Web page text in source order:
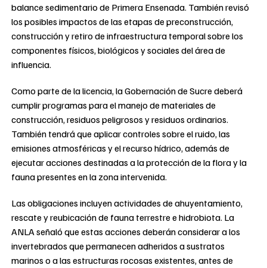
balance sedimentario de Primera Ensenada. También revisó
los posibles impactos de las etapas de preconstrucción,
construcción y retiro de infraestructura temporal sobre los
componentes físicos, biológicos y sociales del área de
influencia.
Como parte de la licencia, la Gobernación de Sucre deberá
cumplir programas para el manejo de materiales de
construcción, residuos peligrosos y residuos ordinarios.
También tendrá que aplicar controles sobre el ruido, las
emisiones atmosféricas y el recurso hídrico, además de
ejecutar acciones destinadas a la protección de la flora y la
fauna presentes en la zona intervenida.
Las obligaciones incluyen actividades de ahuyentamiento,
rescate y reubicación de fauna terrestre e hidrobiota. La
ANLA señaló que estas acciones deberán considerar a los
invertebrados que permanecen adheridos a sustratos
marinos o a las estructuras rocosas existentes, antes de